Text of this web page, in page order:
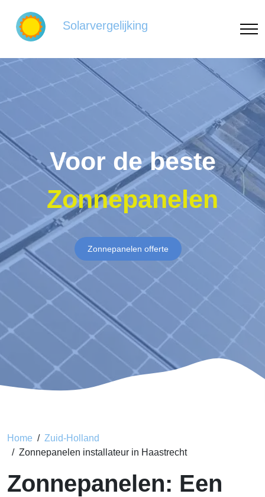
Solarvergelijking
Voor de beste
Zonnepanelen
Zonnepanelen offerte
Home
Zuid-Holland
Zonnepanelen installateur in Haastrecht
Zonnepanelen: Een